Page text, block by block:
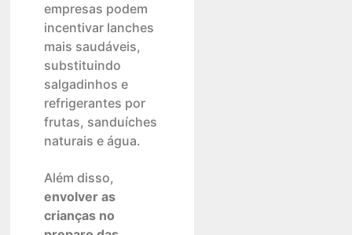
empresas podem
incentivar lanches
mais saudáveis,
substituindo
salgadinhos e
refrigerantes por
frutas, sanduíches
naturais e água.
Além disso,
envolver as
crianças no